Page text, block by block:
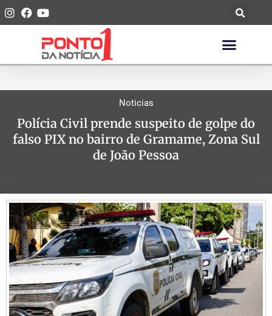
Noticias
Polícia Civil prende suspeito de golpe do
falso PIX no bairro de Gramame, Zona Sul
de João Pessoa